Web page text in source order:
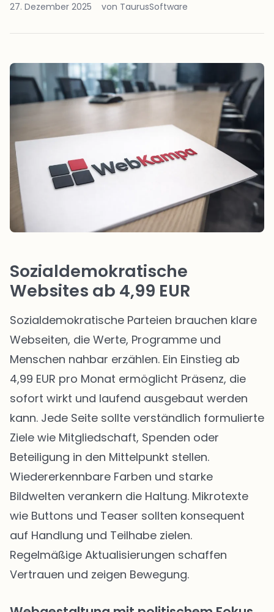
27. Dezember 2025 von TaurusSoftware
Sozialdemokratische
Websites ab 4,99 EUR
Sozialdemokratische Parteien brauchen klare
Webseiten, die Werte, Programme und
Menschen nahbar erzählen. Ein Einstieg ab
4,99 EUR pro Monat ermöglicht Präsenz, die
sofort wirkt und laufend ausgebaut werden
kann. Jede Seite sollte verständlich formulierte
Ziele wie Mitgliedschaft, Spenden oder
Beteiligung in den Mittelpunkt stellen.
Wiedererkennbare Farben und starke
Bildwelten verankern die Haltung. Mikrotexte
wie Buttons und Teaser sollten konsequent
auf Handlung und Teilhabe zielen.
Regelmäßige Aktualisierungen schaffen
Vertrauen und zeigen Bewegung.